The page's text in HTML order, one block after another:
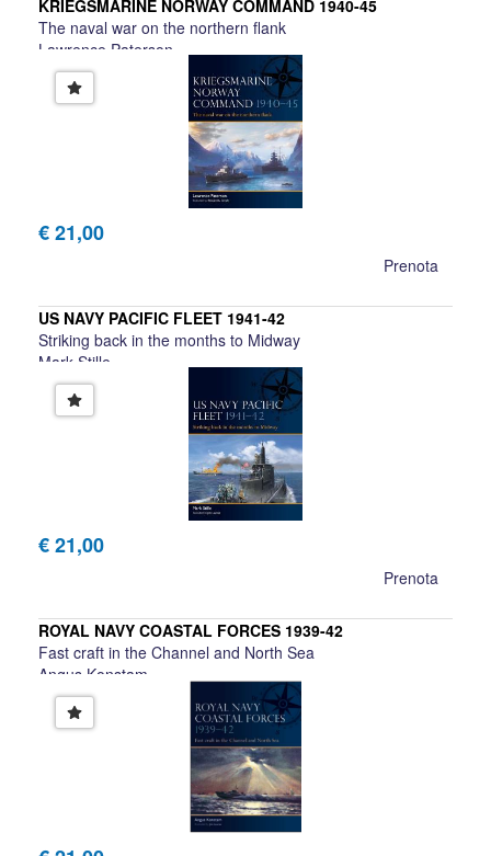
KRIEGSMARINE NORWAY COMMAND 1940-45
The naval war on the northern flank
Lawrence Paterson
€ 21,00
Prenota
US NAVY PACIFIC FLEET 1941-42
Striking back in the months to Midway
Mark Stille
€ 21,00
Prenota
ROYAL NAVY COASTAL FORCES 1939-42
Fast craft in the Channel and North Sea
Angus Konstam